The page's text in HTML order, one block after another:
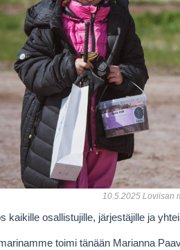
10.5.2025 Loviisan
kaikille osallistujille, järjestäjille ja
toimi tänään Marianna